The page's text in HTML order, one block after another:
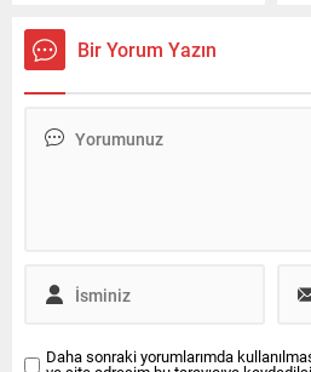
ihlali ve haksız kazanç
başlıklarında alındı.
Bir Yorum Yazın
Daha sonraki yorumlarımda